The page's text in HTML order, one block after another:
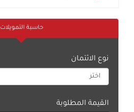
حاسبة التمويلات
نوع الائتمان
القيمة المطلوبة